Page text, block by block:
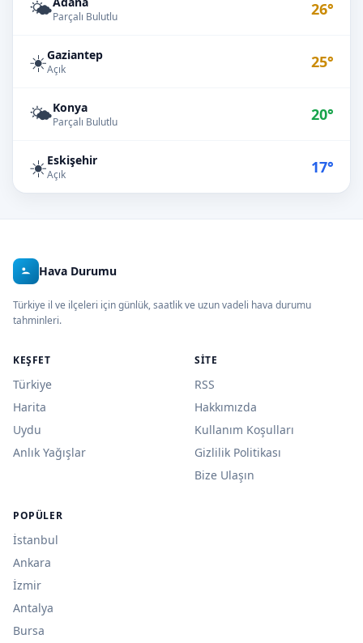
🌤️Parçalı Bulutlu 26°
☀️Gaziantep
Açık 25°
🌤️Konya
Parçalı Bulutlu 20°
☀️Eskişehir
Açık 17°
Hava Durumu
Türkiye il ve ilçeleri için günlük, saatlik ve uzun vadeli hava durumu
tahminleri.
KEŞFET
Türkiye
Harita
Uydu
Anlık Yağışlar
SITE
RSS
Hakkımızda
Kullanım Koşulları
Gizlilik Politikası
Bize Ulaşın
POPÜLER
İstanbul
Ankara
İzmir
Antalya
Bursa